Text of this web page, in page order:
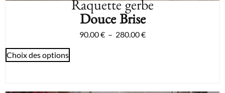
Raquette gerbe
Douce Brise
90.00€ – 280.00€
Choix des options